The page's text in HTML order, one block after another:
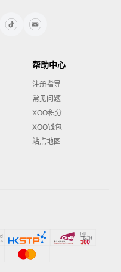
帮助中心
注册指导
常见问题
XOO积分
XOO钱包
站点地图